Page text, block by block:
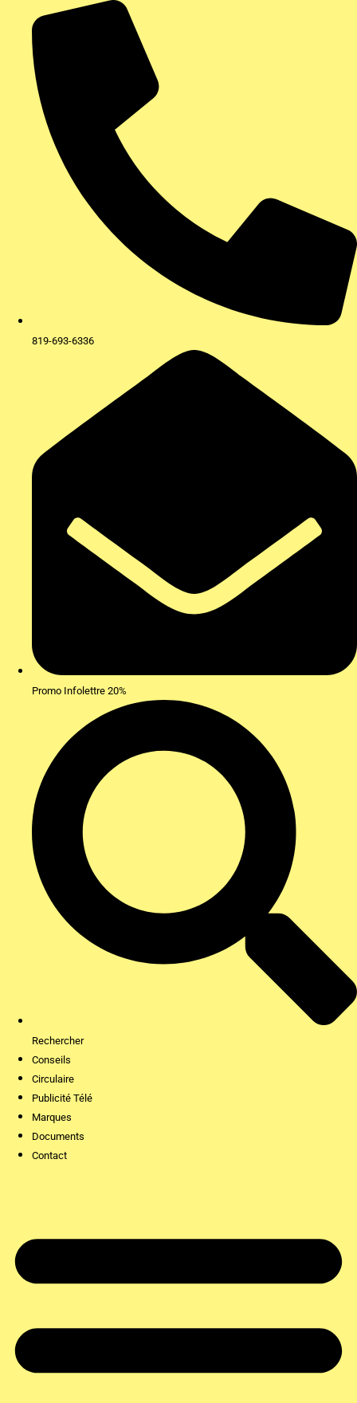
contenu
819-693-6336
Promo Infolettre 20%
Rechercher
Conseils
Circulaire
Publicité Télé
Marques
Documents
Contact